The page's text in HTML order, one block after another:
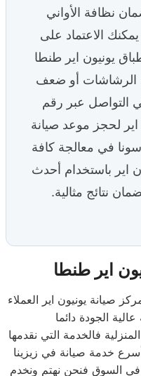
نظافة الأواني
الاعتماد على
يونيون اير طنطا
الرشاشات أو ضعف
التواصل عبر رقم
لحجز موعد صيانة
في معالجة كافة
اير باستخدام أحدث
نتائج مثالية.
اير طنطا
صيانة يونيون اير العملاء
الجودة دائما
فالخدمة التي نقدمها
خدمة صيانة في زيزينا
في السوق فنحن نهتم ونخدم